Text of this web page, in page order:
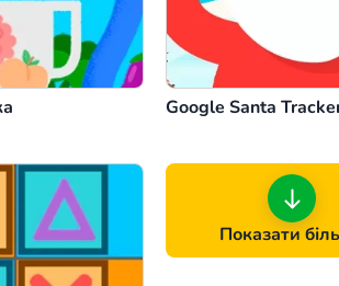
Google Santa
Показати